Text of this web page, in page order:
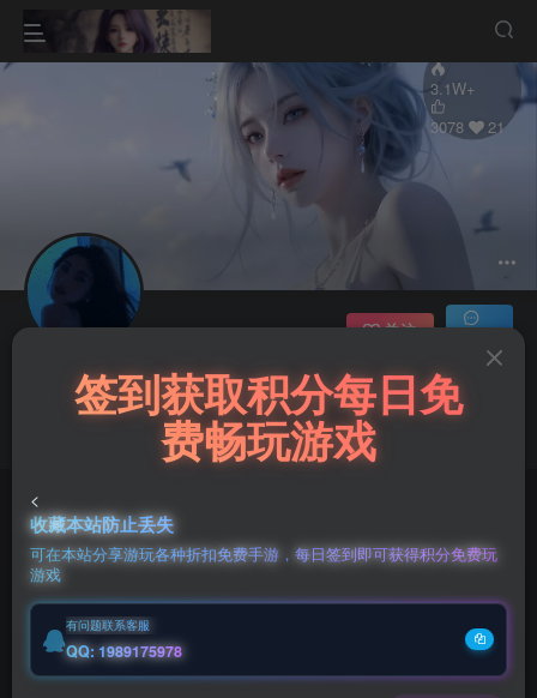
3.1W+
3078
21
救赎
12枚徽章 GM 福建 管理员
关注
乐疯玩GM折扣游戏买断盒子点击下载
内玩折扣游戏买断盒子点击下载
乐疯玩GM折扣游戏买断盒子点击下载
内玩折扣游戏买断盒子点击下载
文章 310 商品1 收藏4 评论3 版块1 帖子1
8个月前 谢谢你的分享，我从中学到了很多！
签到获取积分每日免
费畅玩游戏
<
收藏本站防止丢失
可在本站分享游玩各种折扣免费手游，每日签到即可获得积分免费玩
游戏
有问题联系客服
QQ: 1989175978